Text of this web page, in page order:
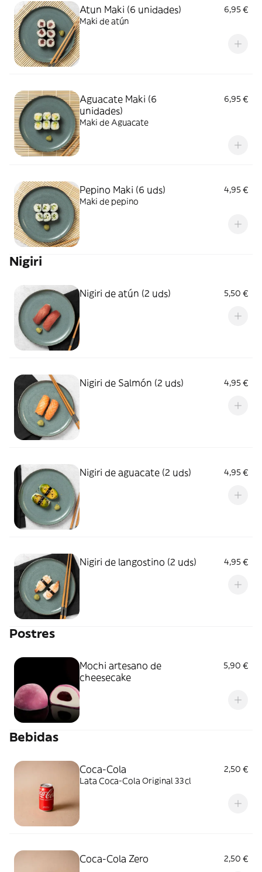
Atun Maki (6 unidades)
6,95 €
Maki de atún
Aguacate Maki (6
unidades)
6,95 €
Maki de Aguacate
Pepino Maki (6 uds)
4,95 €
Maki de pepino
Nigiri
Nigiri de atún (2 uds) 5,50 €
Nigiri de Salmón (2 uds) 4,95 €
Nigiri de aguacate (2 uds) 4,95 €
Nigiri de langostino (2 uds) 4,95 €
Postres
Mochi artesano de
cheesecake
5,90 €
Bebidas
Coca-Cola
2,50 €
Lata Coca-Cola Original 33cl
Coca-Cola Zero 2,50 €